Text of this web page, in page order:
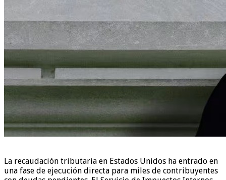
La recaudación tributaria en Estados Unidos ha entrado en
una fase de ejecución directa para miles de contribuyentes